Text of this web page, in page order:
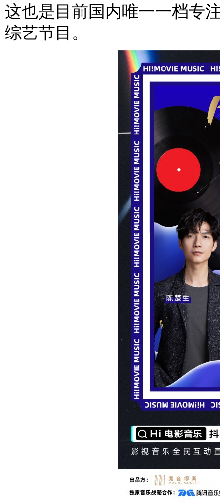
这也是目前国内唯一一档专
综艺节目。